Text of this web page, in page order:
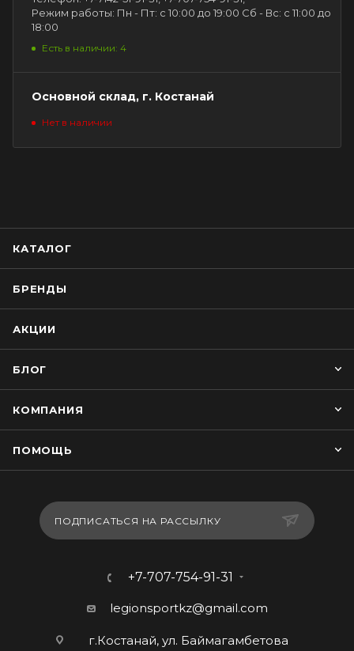
Режим работы: Пн - Пт: с 10:00 до 19:00 Сб - Вс: с 11:00 до
18:00
Есть в наличии: 4
Основной склад, г. Костанай
Нет в наличии
КАТАЛОГ
БРЕНДЫ
АКЦИИ
БЛОГ
КОМПАНИЯ
ПОМОЩЬ
ПОДПИСАТЬСЯ НА РАССЫЛКУ
+7-707-754-91-31
legionsportkz@gmail.com
г.Костанай, ул. Баймагамбетова